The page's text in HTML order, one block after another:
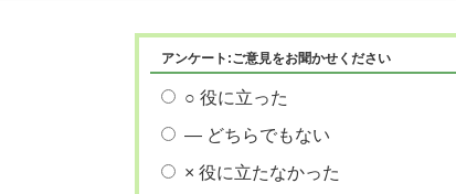
アンケート:ご意見をお聞かせください
○ 役に立った
― どちらでもない
× 役に立たなかった